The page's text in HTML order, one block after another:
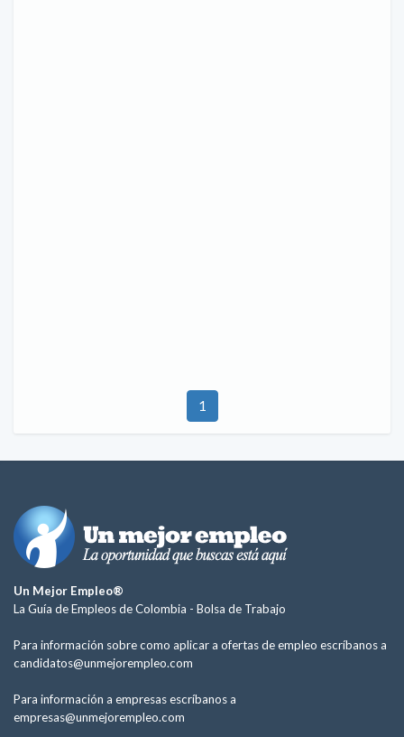
1
Un Mejor Empleo®
La Guía de Empleos de Colombia - Bolsa de Trabajo
Para información sobre como aplicar a ofertas de empleo escríbanos a
candidatos@unmejorempleo.com
Para información a empresas escríbanos a
empresas@unmejorempleo.com